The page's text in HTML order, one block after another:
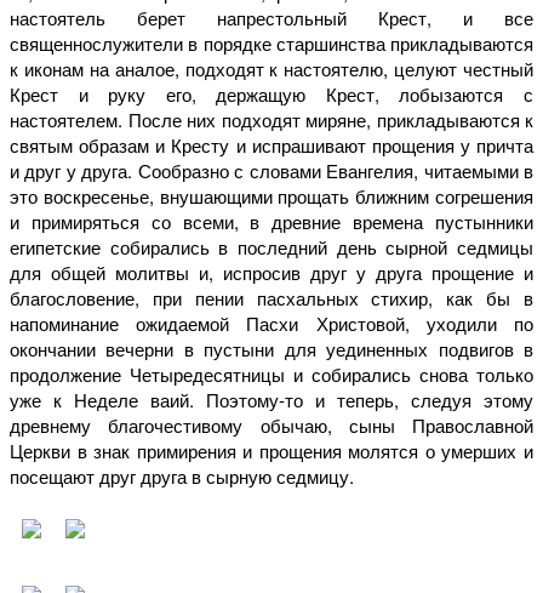
настоятель берет напрестольный Крест, и все
священнослужители в порядке старшинства прикладываются
к иконам на аналое, подходят к настоятелю, целуют честный
Крест и руку его, держащую Крест, лобызаются с
настоятелем. После них подходят миряне, прикладываются к
святым образам и Кресту и испрашивают прощения у причта
и друг у друга. Сообразно с словами Евангелия, читаемыми в
это воскресенье, внушающими прощать ближним согрешения
и примиряться со всеми, в древние времена пустынники
египетские собирались в последний день сырной седмицы
для общей молитвы и, испросив друг у друга прощение и
благословение, при пении пасхальных стихир, как бы в
напоминание ожидаемой Пасхи Христовой, уходили по
окончании вечерни в пустыни для уединенных подвигов в
продолжение Четыредесятницы и собирались снова только
уже к Неделе ваий. Поэтому-то и теперь, следуя этому
древнему благочестивому обычаю, сыны Православной
Церкви в знак примирения и прощения молятся о умерших и
посещают друг друга в сырную седмицу.